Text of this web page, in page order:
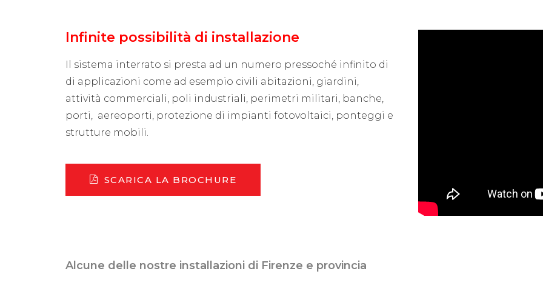
Infinite possibilità di installazione
Il sistema interrato si presta ad un numero pressoché infinito di
di applicazioni come ad esempio civili abitazioni, giardini,
attività commerciali, poli industriali, perimetri militari, banche,
porti, aereoporti, protezione di impianti fotovoltaici, ponteggi e
strutture mobili.
SCARICA LA BROCHURE
Alcune delle nostre installazioni di Firenze e provincia